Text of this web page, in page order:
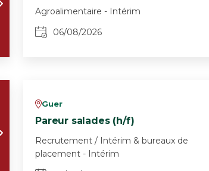
Agroalimentaire - Intérim
06/08/2026
vGuer
Pareur salades (h/f)
Recrutement / Intérim & bureaux de
placement - Intérim